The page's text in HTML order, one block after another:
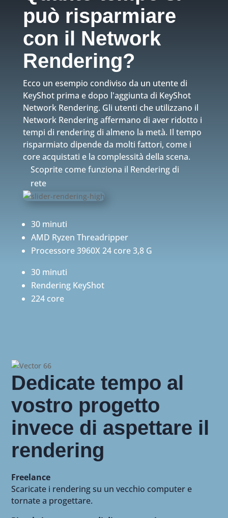
può risparmiare
con il Network
Rendering?
Ecco un esempio condiviso da un utente di
KeyShot prima e dopo l'aggiunta di KeyShot
Network Rendering. Gli utenti che utilizzano il
Network Rendering affermano di aver ridotto i
tempi di rendering di almeno la metà. Il tempo
risparmiato dipende da molti fattori, come i
core acquistati e la complessità della scena.
Scoprite come funziona il Rendering di
rete
30 minuti
AMD Ryzen Threadripper
Processore 3960X 24 core 3,8 G
30 minuti
Rendering KeyShot
224 core
Dedicate tempo al
vostro progetto
invece di aspettare il
rendering
Freelance
Scaricate i rendering su un vecchio computer e
tornate a progettare.